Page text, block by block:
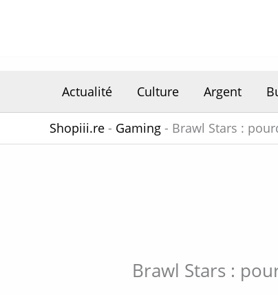
Actualité Culture Argent
Shopiii.re - Gaming - Brawl Stars :
Brawl Stars :